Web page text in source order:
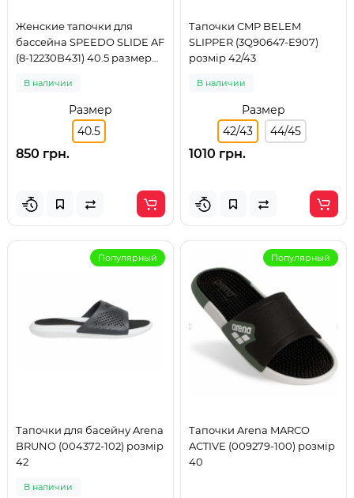
Женские тапочки для
бассейна SPEEDO SLIDE AF
(8-12230B431) 40.5 размер
В наличии
Размер
40.5
850 грн.
Тапочки CMP BELEM
SLIPPER (3Q90647-E907)
розмір 42/43
В наличии
Размер
42/43
44/45
1010 грн.
Популярный
Тапочки для басейну Arena
BRUNO (004372-102) розмір
42
В наличии
Популярный
Тапочки Arena MARCO
ACTIVE (009279-100) розмір
40